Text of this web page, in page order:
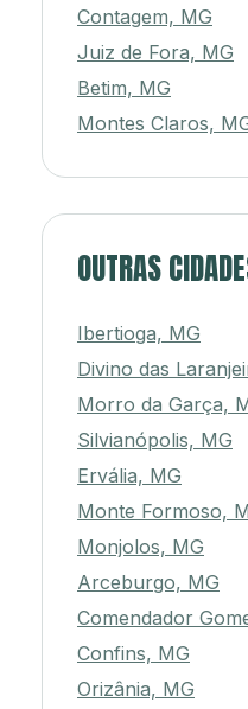
Contagem, MG
Juiz de Fora, MG
Betim, MG
Montes Claros,
OUTRAS
Ibertioga, MG
Divino das
Morro da Garça,
Silvianópolis, MG
Ervália, MG
Monte Formoso,
Monjolos, MG
Arceburgo, MG
Comendador
Confins, MG
Orizânia, MG